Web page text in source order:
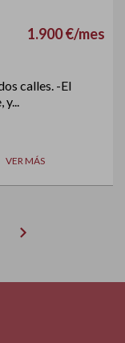
1.900 €/mes
calles. -El
y...
VER MÁS
chevron_right